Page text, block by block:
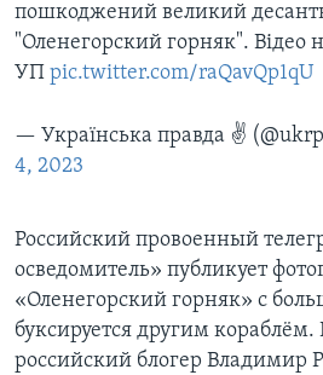
пошкоджений великий
"Оленегорский горняк".
УП pic.twitter.com/raQavQp1qU
— Українська правда ✌️
4, 2023
Российский провоенный
осведомитель» публикует
«Оленегорский горняк» с
буксируется другим
российский блогер Владимир